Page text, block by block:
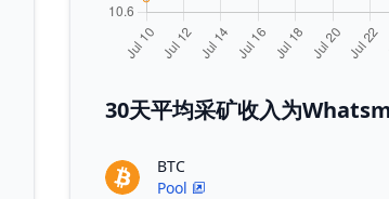
30天平均采矿收入为
BTC
Pool